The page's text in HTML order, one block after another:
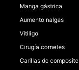
Manga gástrica
Aumento nalgas
Vitiligo
Cirugía cornetes
Carillas de composite